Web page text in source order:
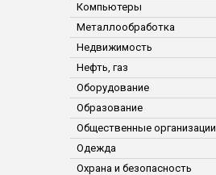
Компьютеры
Металлообработка
Недвижимость
Нефть, газ
Оборудование
Образование
Общественные организации
Одежда
Охрана и безопасность